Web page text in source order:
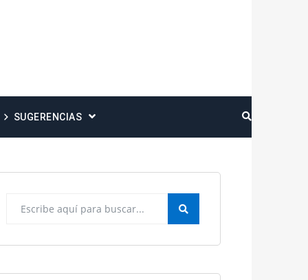
SUGERENCIAS